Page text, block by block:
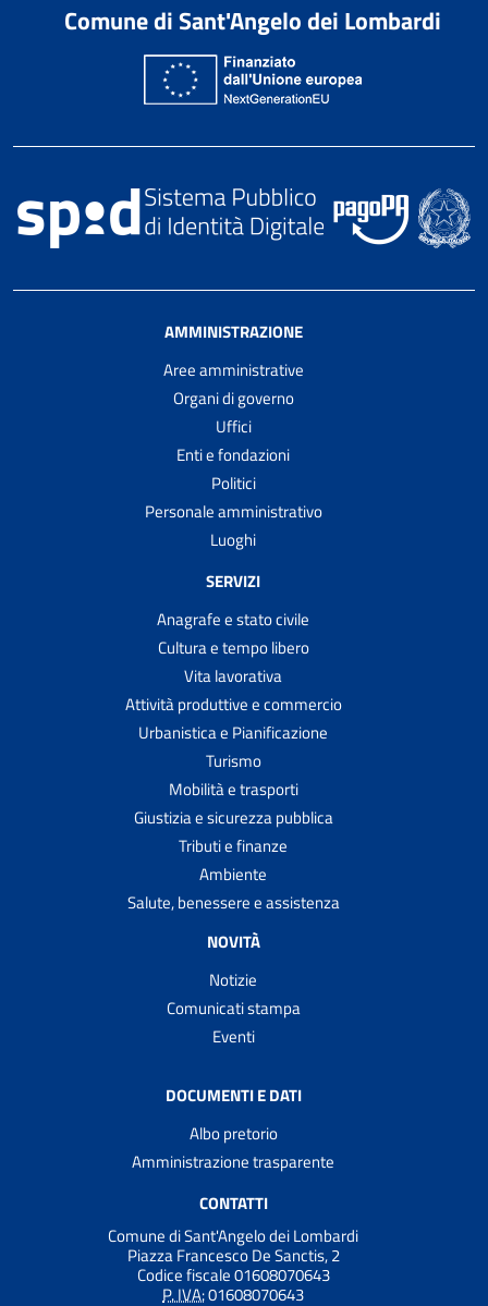
Comune di Sant'Angelo dei Lombardi
AMMINISTRAZIONE
Aree amministrative
Organi di governo
Uffici
Enti e fondazioni
Politici
Personale amministrativo
Luoghi
SERVIZI
Anagrafe e stato civile
Cultura e tempo libero
Vita lavorativa
Attività produttive e commercio
Urbanistica e Pianificazione
Turismo
Mobilità e trasporti
Giustizia e sicurezza pubblica
Tributi e finanze
Ambiente
Salute, benessere e assistenza
NOVITÀ
Notizie
Comunicati stampa
Eventi
DOCUMENTI E DATI
Albo pretorio
Amministrazione trasparente
CONTATTI
Comune di Sant'Angelo dei Lombardi
Piazza Francesco De Sanctis, 2
Codice fiscale 01608070643
P. IVA:01608070643